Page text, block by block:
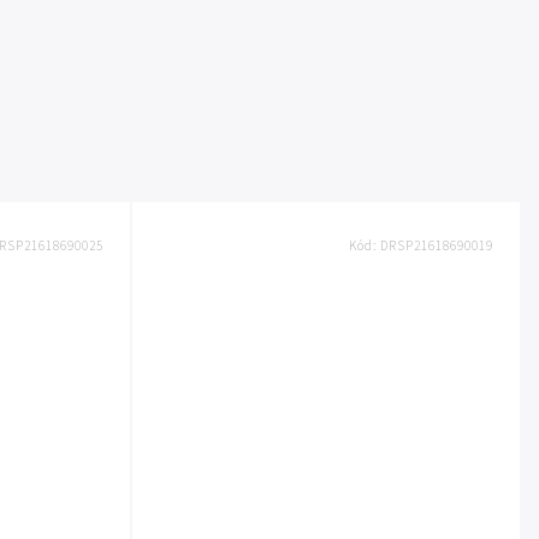
Kód: DRSP21618690019